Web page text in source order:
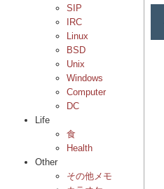
SIP
IRC
Linux
BSD
Unix
Windows
Computer
DC
Life
食
Health
Other
その他メモ